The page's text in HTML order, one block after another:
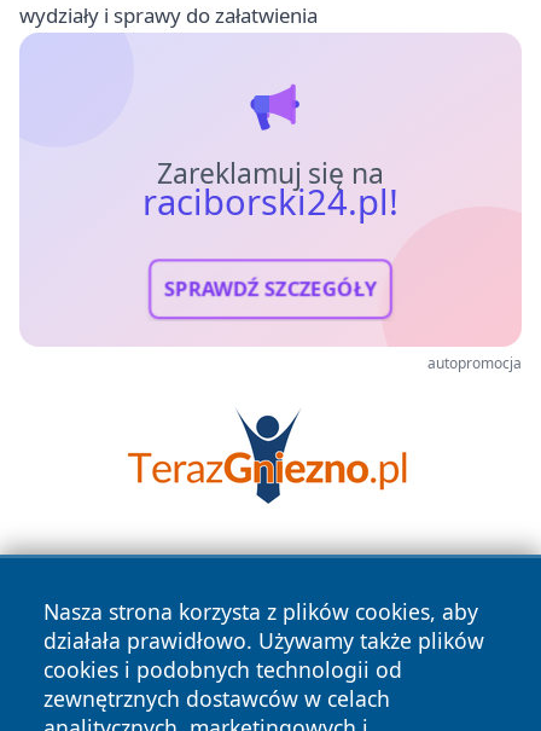
wydziały i sprawy do załatwienia
Zareklamuj się na
raciborski24.pl!
SPRAWDŹ SZCZEGÓŁY
autopromocja
Nasza strona korzysta z plików cookies, aby
działała prawidłowo. Używamy także plików
cookies i podobnych technologii od
zewnętrznych dostawców w celach
Copyright © 2026 raciborski24.pl Wszystkie prawa